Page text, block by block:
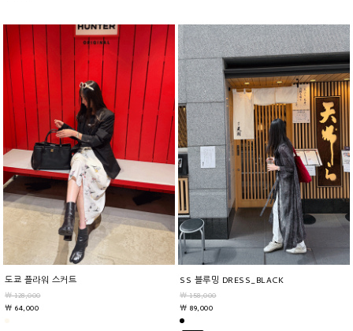
도쿄 플라워 스커트
￦ 128,000
￦ 64,000
SS 블루밍 DRESS_BLACK
￦ 158,000
￦ 89,000